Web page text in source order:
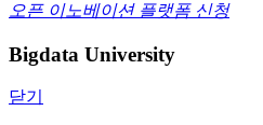
오픈 이노베이션 플랫폼 신청
Bigdata University
닫기